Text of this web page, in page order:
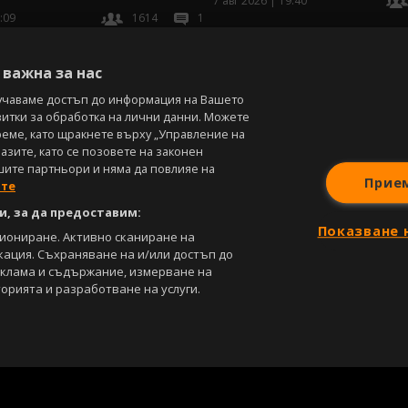
1614 1
за нас
достъп до информация на Вашето
за обработка на лични данни. Можете
като щракнете върху „Управление на
като се позовете на законен
партньори и няма да повлияе на
за да предоставим:
Активно сканиране на
Съхраняване на и/или достъп до
и съдържание, измерване на
и разработване на услуги.
Показване